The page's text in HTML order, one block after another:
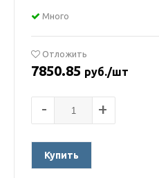
Много
Отложить
7850.85 руб./шт
- +
Купить